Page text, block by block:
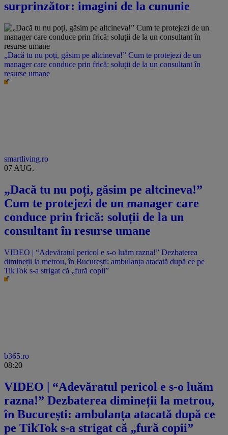
surprinzător: imagini de la cununie
„Dacă tu nu poți, găsim pe altcineva!” Cum te protejezi de un
manager care conduce prin frică: soluții de la un consultant în
resurse umane
smartliving.ro
07 AUG.
„Dacă tu nu poți, găsim pe altcineva!”
Cum te protejezi de un manager care
conduce prin frică: soluții de la un
consultant în resurse umane
VIDEO | “Adevăratul pericol e s-o luăm razna!” Dezbaterea
dimineții la metrou, în București: ambulanța atacată după ce pe
TikTok s-a strigat că „fură copii”
b365.ro
08:20
VIDEO | “Adevăratul pericol e s-o luăm
razna!” Dezbaterea dimineții la metrou,
în București: ambulanța atacată după ce
pe TikTok s-a strigat că „fură copii”